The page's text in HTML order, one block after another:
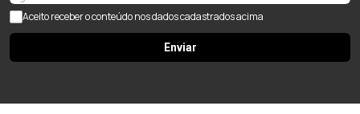
Aceito receber o conteúdo nos dados cadastrados acima
Enviar